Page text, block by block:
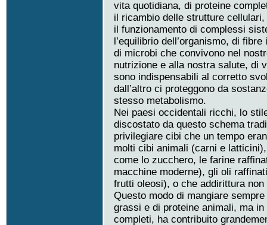
vita quotidiana, di proteine
il ricambio delle strutture
il funzionamento di complessi
l’equilibrio dell’organismo, di
di microbi che convivono nel
nutrizione e alla nostra salute, di
sono indispensabili al corretto
dall’altro ci proteggono da
stesso metabolismo.
Nei paesi occidentali ricchi, lo
discostato da questo schema
privilegiare cibi che un tempo
molti cibi animali (carni e
come lo zucchero, le farine
macchine moderne), gli oli
frutti oleosi), o che addirittura
Questo modo di mangiare
grassi e di proteine animali, ma
completi, ha contribuito